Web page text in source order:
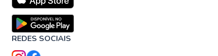
REDES SOCIAIS